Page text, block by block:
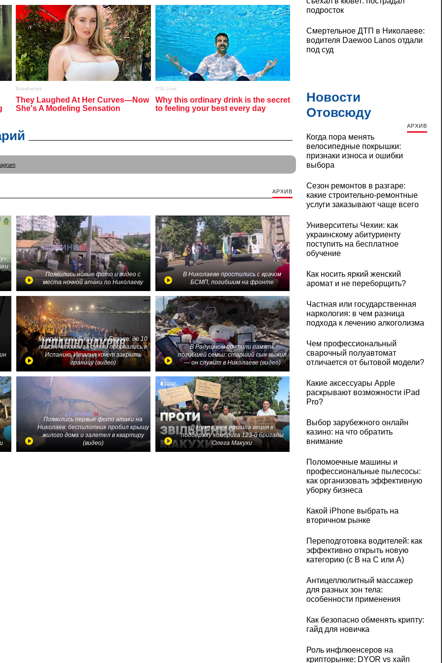
АРХИВ
Появились новые фото и видео с
места ночной атаки по Николаеву
В Николаеве простились с врачом
БСМП, погибшим на фронте
Миграционный кризис в Европе: до 10
тысяч человек за сутки прорвались в
Испанию, Италия хочет закрыть
границу (видео)
В Радушном почтили память
погибшей семьи: старший сын выжил
— он служит в Николаеве (видео)
Появились первые фото атаки на
Николаев: беспилотник пробил крышу
жилого дома и залетел в квартиру
(видео)
В Николаеве прошла акция в
поддержку комбрига 123-й бригады
Олега Макухи
подросток
Смертельное ДТП в Николаеве:
водителя Daewoo Lanos отдали
под суд
Новости
Отовсюду
АРХИВ
Когда пора менять
велосипедные покрышки:
признаки износа и ошибки
выбора
Сезон ремонтов в разгаре:
какие строительно-ремонтные
услуги заказывают чаще всего
Университеты Чехии: как
украинскому абитуриенту
поступить на бесплатное
обучение
Как носить яркий женский
аромат и не переборщить?
Частная или государственная
наркология: в чем разница
подхода к лечению алкоголизма
Чем профессиональный
сварочный полуавтомат
отличается от бытовой модели?
Какие аксессуары Apple
раскрывают возможности iPad
Pro?
Выбор зарубежного онлайн
казино: на что обратить
внимание
Поломоечные машины и
профессиональные пылесосы:
как организовать эффективную
уборку бизнеса
Какой iPhone выбрать на
вторичном рынке
Переподготовка водителей: как
эффективно открыть новую
категорию (с B на C или А)
Антицеллюлитный массажер
для разных зон тела:
особенности применения
Как безопасно обменять крипту:
гайд для новичка
Роль инфлюенсеров на
крипторынке: DYOR vs хайп